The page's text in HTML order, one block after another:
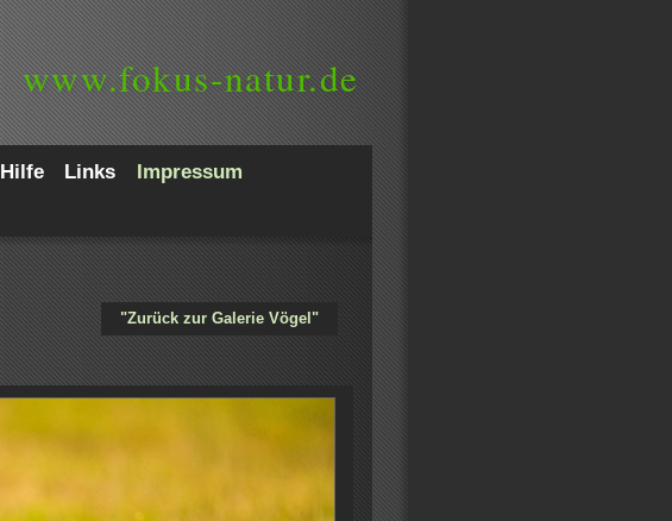
www.fokus-natur.de
Hilfe Links
Impressum
"Zurück zur Galerie Vögel"